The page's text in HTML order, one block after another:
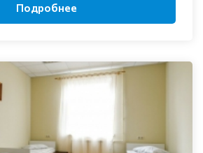
Подробнее